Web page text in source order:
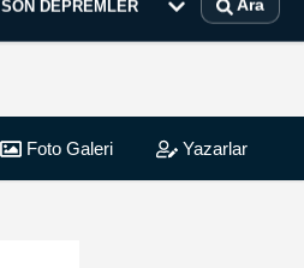
SON DEPREMLER Ara
Foto Galeri Yazarlar